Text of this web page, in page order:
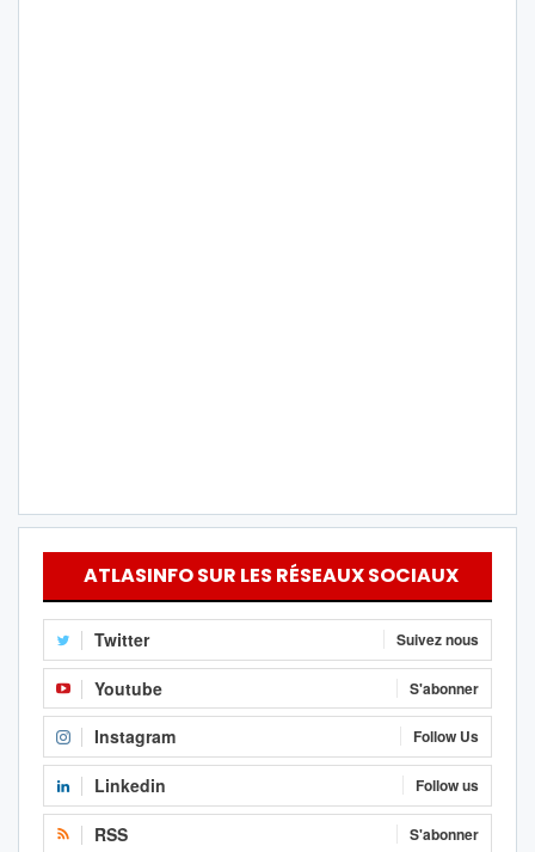
ATLASINFO SUR LES RÉSEAUX SOCIAUX
Twitter Suivez nous
Youtube S'abonner
Instagram Follow Us
Linkedin Follow us
RSS S'abonner